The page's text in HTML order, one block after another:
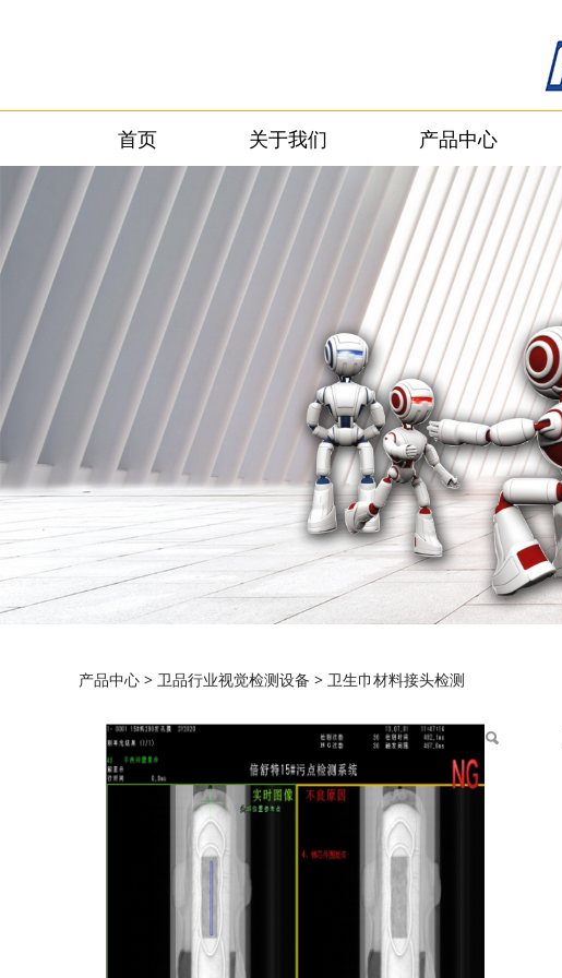
首页 关于我们 产品中心
卫生巾材料接头检测
产品中心 > 卫品行业视觉检测设备 > 卫生巾材料接头检测